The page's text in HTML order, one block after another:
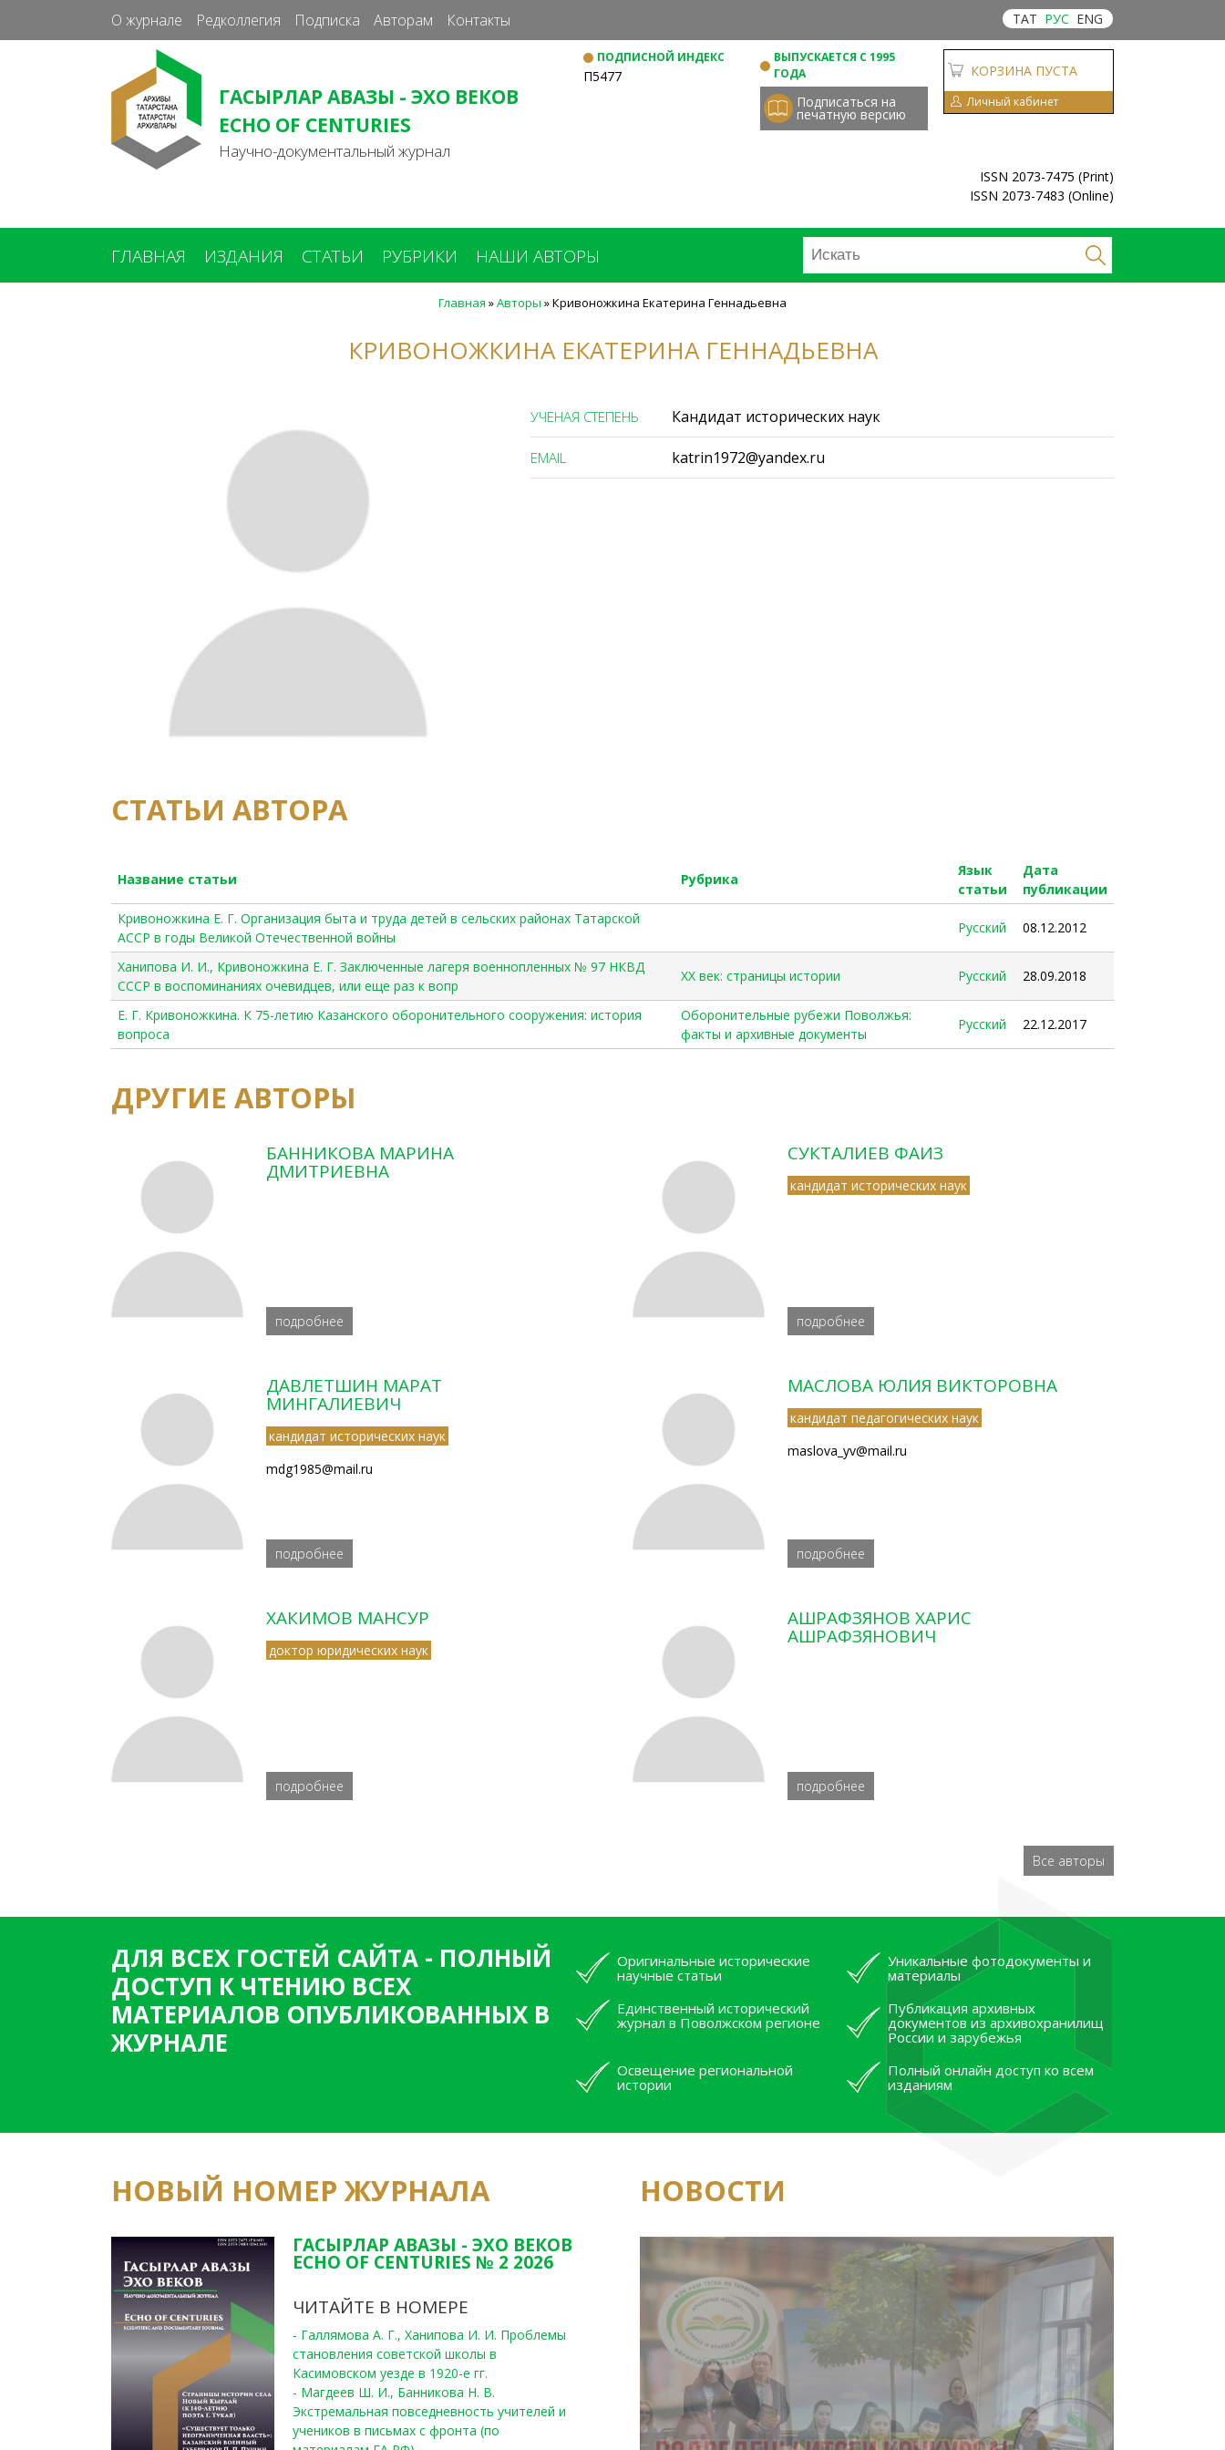
к
основному
О журнале Редколлегия Подписка Авторам Контакты ТАТ РУС ENG
ГАСЫРЛАР АВАЗЫ - ЭХО ВЕКОВ
ECHO OF CENTURIES
Научно-документальный журнал
ПОДПИСНОЙ ИНДЕКС
П5477
ВЫПУСКАЕТСЯ С 1995
ГОДА
Подписаться на
печатную версию
КОРЗИНА ПУСТА
Личный кабинет
ISSN 2073-7475 (Print)
ISSN 2073-7483 (Online)
ГЛАВНАЯ ИЗДАНИЯ СТАТЬИ РУБРИКИ НАШИ АВТОРЫ
Главная »Авторы »Кривоножкина Екатерина Геннадьевна
КРИВОНОЖКИНА ЕКАТЕРИНА ГЕННАДЬЕВНА
УЧЕНАЯ СТЕПЕНЬ Кандидат исторических наук
ЕMAIL katrin1972@yandex.ru
СТАТЬИ АВТОРА
Название статьи Рубрика
Язык
статьи
Дата
публикации
Кривоножкина Е. Г. Организация быта и труда детей в сельских районах Татарской
АССР в годы Великой Отечественной войны
Русский 08.12.2012
Ханипова И. И., Кривоножкина Е. Г. Заключенные лагеря военнопленных № 97 НКВД
СССР в воспоминаниях очевидцев, или еще раз к вопр
ХХ век: страницы истории Русский 28.09.2018
Е. Г. Кривоножкина. К 75-летию Казанского оборонительного сооружения: история
вопроса
Оборонительные рубежи Поволжья:
факты и архивные документы
Русский 22.12.2017
ДРУГИЕ АВТОРЫ
БАННИКОВА МАРИНА
ДМИТРИЕВНА
подробнее
СУКТАЛИЕВ ФАИЗ
кандидат исторических наук
подробнее
ДАВЛЕТШИН МАРАТ
МИНГАЛИЕВИЧ
кандидат исторических наук
mdg1985@mail.ru
подробнее
МАСЛОВА ЮЛИЯ ВИКТОРОВНА
кандидат педагогических наук
maslova_yv@mail.ru
подробнее
ХАКИМОВ МАНСУР
доктор юридических наук
подробнее
АШРАФЗЯНОВ ХАРИС
АШРАФЗЯНОВИЧ
подробнее
Все авторы
ДЛЯ ВСЕХ ГОСТЕЙ САЙТА - ПОЛНЫЙ
ДОСТУП К ЧТЕНИЮ ВСЕХ
МАТЕРИАЛОВ ОПУБЛИКОВАННЫХ В
ЖУРНАЛЕ
Оригинальные исторические
научные статьи
Уникальные фотодокументы и
материалы
Единственный исторический
журнал в Поволжском регионе
Публикация архивных
документов из архивохранилищ
России и зарубежья
Освещение региональной
истории
Полный онлайн доступ ко всем
изданиям
НОВЫЙ НОМЕР ЖУРНАЛА
ГАСЫРЛАР АВАЗЫ - ЭХО ВЕКОВ
ECHO OF CENTURIES № 2 2026
ЧИТАЙТЕ В НОМЕРЕ
- Галлямова А. Г., Ханипова И. И. Проблемы
становления советской школы в
Касимовском уезде в 1920-е гг.
- Магдеев Ш. И., Банникова Н. В.
Экстремальная повседневность учителей и
учеников в письмах с фронта (по
НОВОСТИ
Юным исследователям рассказали об архивных